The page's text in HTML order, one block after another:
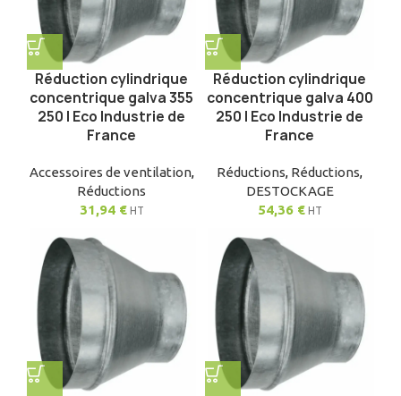
Réduction cylindrique
concentrique galva 355
250 | Eco Industrie de
France
Accessoires de ventilation,
Réductions
31,94 € HT
Réduction cylindrique
concentrique galva 400
250 | Eco Industrie de
France
Réductions, Réductions,
DESTOCKAGE
54,36 € HT